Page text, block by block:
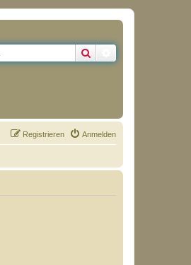
Anmelden
Registrieren